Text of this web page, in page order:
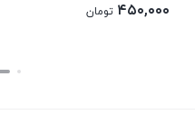
۴۵۰,۰۰۰ تومان